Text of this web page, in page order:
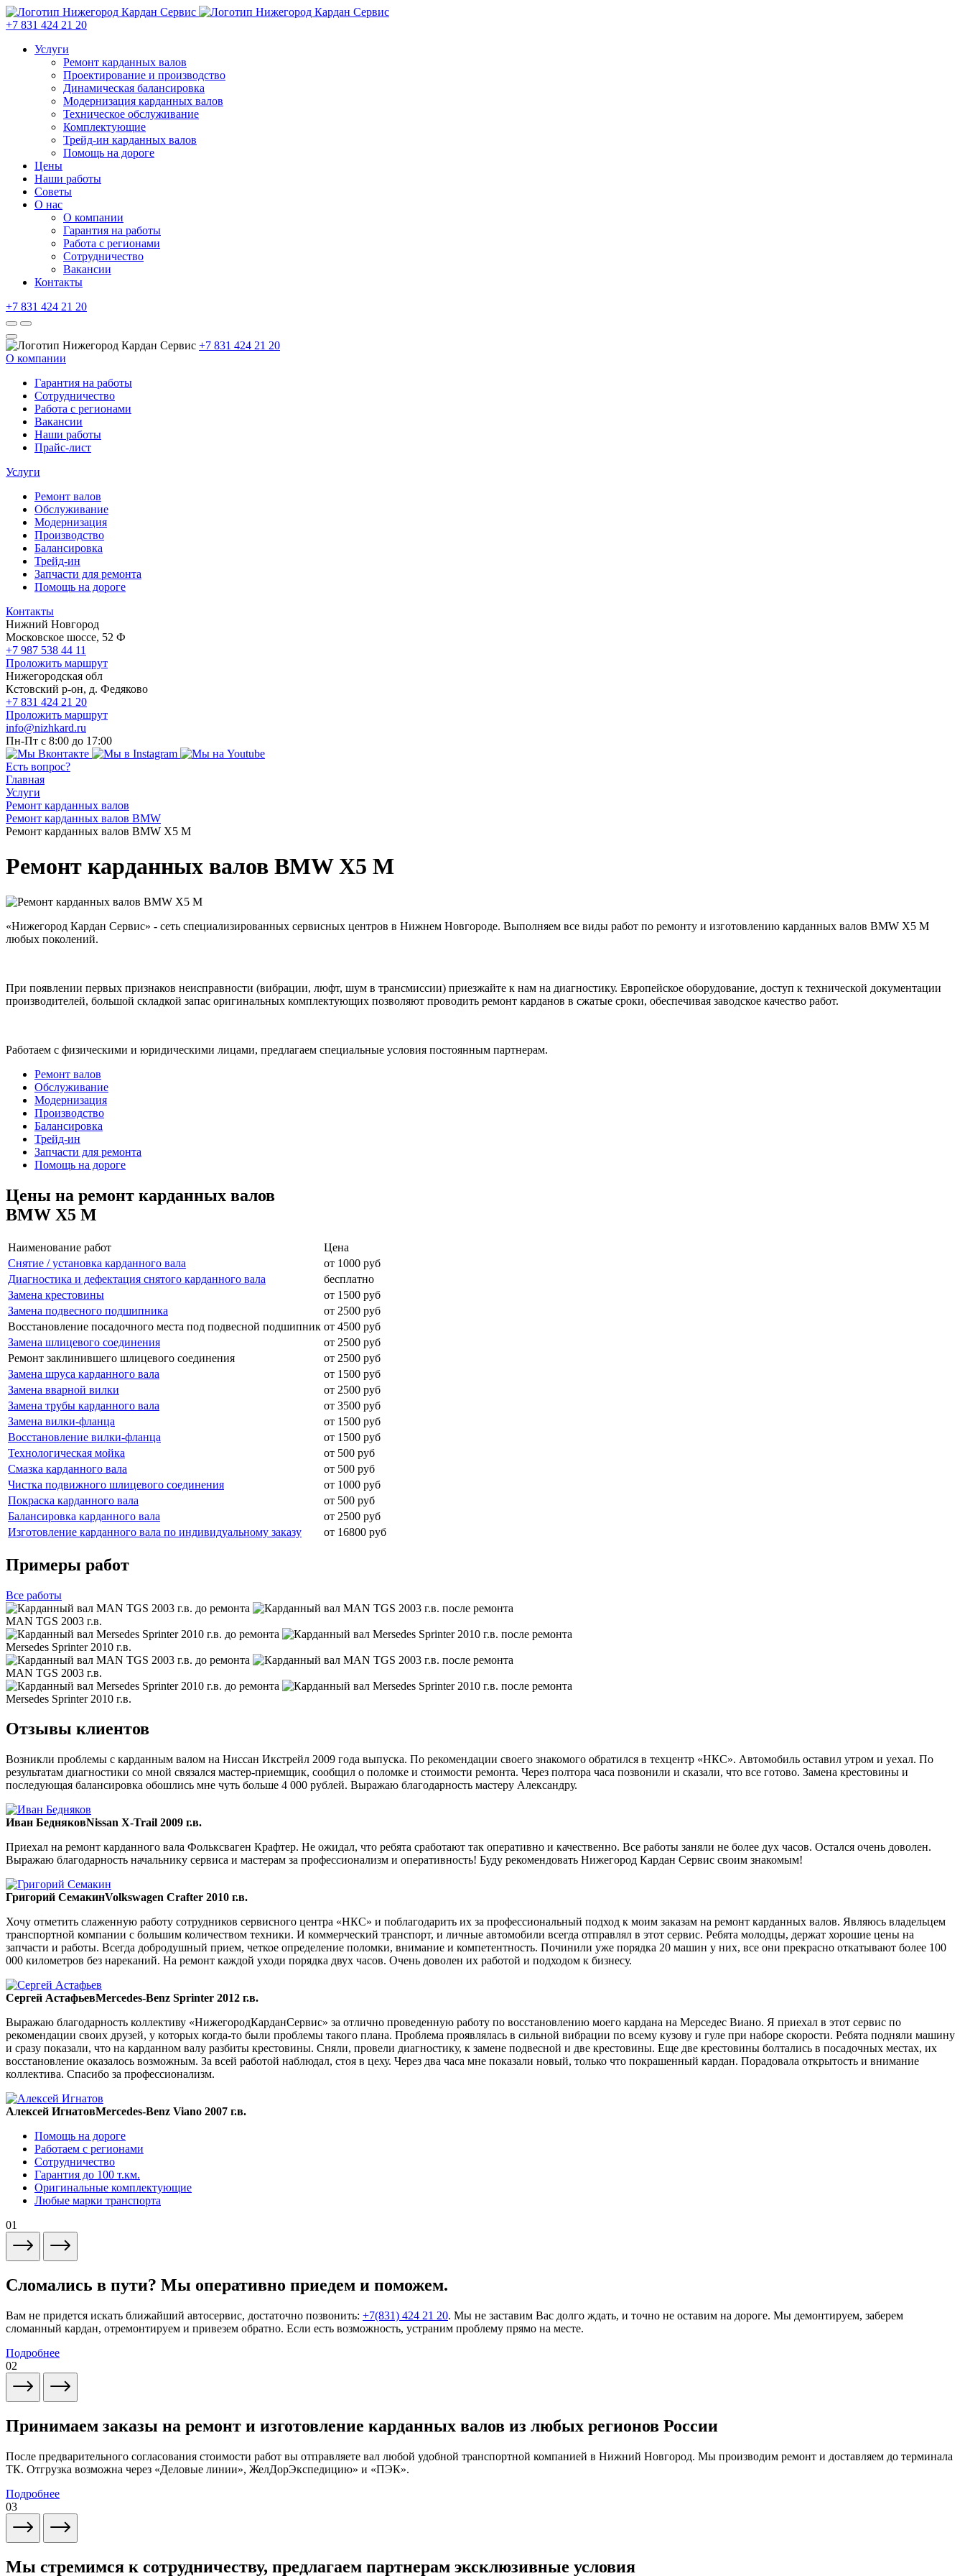
+7 831 424 21 20
Услуги
Ремонт карданных валов
Проектирование и производство
Динамическая балансировка
Модернизация карданных валов
Техническое обслуживание
Комплектующие
Трейд-ин карданных валов
Помощь на дороге
Цены
Наши работы
Советы
О нас
О компании
Гарантия на работы
Работа с регионами
Сотрудничество
Вакансии
Контакты
+7 831 424 21 20
+7 831 424 21 20
О компании
Гарантия на работы
Сотрудничество
Работа с регионами
Вакансии
Наши работы
Прайс-лист
Услуги
Ремонт валов
Обслуживание
Модернизация
Производство
Балансировка
Трейд-ин
Запчасти для ремонта
Помощь на дороге
Контакты
Нижний Новгород
Московское шоссе, 52 Ф
+7 987 538 44 11
Проложить маршрут
Нижегородская обл
Кстовский р-он, д. Федяково
+7 831 424 21 20
Проложить маршрут
info@nizhkard.ru
Пн-Пт с 8:00 до 17:00
Есть вопрос?
Главная
Услуги
Ремонт карданных валов
Ремонт карданных валов BMW
Ремонт карданных валов BMW X5 M
Ремонт карданных валов BMW X5 M
«Нижегород Кардан Сервис» - сеть специализированных сервисных центров в Нижнем Новгороде. Выполняем все виды работ по ремонту и изготовлению карданных валов BMW X5 M
любых поколений.
При появлении первых признаков неисправности (вибрации, люфт, шум в трансмиссии) приезжайте к нам на диагностику. Европейское оборудование, доступ к технической документации
производителей, большой складкой запас оригинальных комплектующих позволяют проводить ремонт карданов в сжатые сроки, обеспечивая заводское качество работ.
Работаем с физическими и юридическими лицами, предлагаем специальные условия постоянным партнерам.
Ремонт валов
Обслуживание
Модернизация
Производство
Балансировка
Трейд-ин
Запчасти для ремонта
Помощь на дороге
Цены на ремонт карданных валов
BMW X5 M
Наименование работ
Цена
Снятие / установка карданного вала
от 1000 руб
Диагностика и дефектация снятого карданного вала
бесплатно
Замена крестовины
от 1500 руб
Замена подвесного подшипника
от 2500 руб
Восстановление посадочного места под подвесной подшипник от 4500 руб
Замена шлицевого соединения
от 2500 руб
Ремонт заклинившего шлицевого соединения
от 2500 руб
Замена шруса карданного вала
от 1500 руб
Замена вварной вилки
от 2500 руб
Замена трубы карданного вала
от 3500 руб
Замена вилки-фланца
от 1500 руб
Восстановление вилки-фланца
от 1500 руб
Технологическая мойка
от 500 руб
Смазка карданного вала
от 500 руб
Чистка подвижного шлицевого соединения
от 1000 руб
Покраска карданного вала
от 500 руб
Балансировка карданного вала
от 2500 руб
Изготовление карданного вала по индивидуальному заказу
от 16800 руб
Примеры работ
Все работы
MAN TGS 2003 г.в.
Mersedes Sprinter 2010 г.в.
MAN TGS 2003 г.в.
Mersedes Sprinter 2010 г.в.
Отзывы клиентов
Возникли проблемы с карданным валом на Ниссан Икстрейл 2009 года выпуска. По рекомендации своего знакомого обратился в техцентр «НКС». Автомобиль оставил утром и уехал. По
результатам диагностики со мной связался мастер-приемщик, сообщил о поломке и стоимости ремонта. Через полтора часа позвонили и сказали, что все готово. Замена крестовины и
последующая балансировка обошлись мне чуть больше 4 000 рублей. Выражаю благодарность мастеру Александру.
Иван БедняковNissan X-Trail 2009 г.в.
Приехал на ремонт карданного вала Фольксваген Крафтер. Не ожидал, что ребята сработают так оперативно и качественно. Все работы заняли не более дух часов. Остался очень доволен.
Выражаю благодарность начальнику сервиса и мастерам за профессионализм и оперативность! Буду рекомендовать Нижегород Кардан Сервис своим знакомым!
Григорий СемакинVolkswagen Crafter 2010 г.в.
Хочу отметить слаженную работу сотрудников сервисного центра «НКС» и поблагодарить их за профессиональный подход к моим заказам на ремонт карданных валов. Являюсь владельцем
транспортной компании с большим количеством техники. И коммерческий транспорт, и личные автомобили всегда отправлял в этот сервис. Ребята молодцы, держат хорошие цены на
запчасти и работы. Всегда добродушный прием, четкое определение поломки, внимание и компетентность. Починили уже порядка 20 машин у них, все они прекрасно откатывают более 100
000 километров без нареканий. На ремонт каждой уходи порядка двух часов. Очень доволен их работой и подходом к бизнесу.
Сергей АстафьевMercedes-Benz Sprinter 2012 г.в.
Выражаю благодарность коллективу «НижегородКарданСервис» за отлично проведенную работу по восстановлению моего кардана на Мерседес Виано. Я приехал в этот сервис по
рекомендации своих друзей, у которых когда-то были проблемы такого плана. Проблема проявлялась в сильной вибрации по всему кузову и гуле при наборе скорости. Ребята подняли машину
и сразу показали, что на карданном валу разбиты крестовины. Сняли, провели диагностику, к замене подвесной и две крестовины. Еще две крестовины болтались в посадочных местах, их
восстановление оказалось возможным. За всей работой наблюдал, стоя в цеху. Через два часа мне показали новый, только что покрашенный кардан. Порадовала открытость и внимание
коллектива. Спасибо за профессионализм.
Алексей ИгнатовMercedes-Benz Viano 2007 г.в.
Помощь на дороге
Работаем с регионами
Сотрудничество
Гарантия до 100 т.км.
Оригинальные комплектующие
Любые марки транспорта
01
Сломались в пути? Мы оперативно приедем и поможем.
Вам не придется искать ближайший автосервис, достаточно позвонить: +7(831) 424 21 20. Мы не заставим Вас долго ждать, и точно не оставим на дороге. Мы демонтируем, заберем
сломанный кардан, отремонтируем и привезем обратно. Если есть возможность, устраним проблему прямо на месте.
Подробнее
02
Принимаем заказы на ремонт и изготовление карданных валов из любых регионов России
После предварительного согласования стоимости работ вы отправляете вал любой удобной транспортной компанией в Нижний Новгород. Мы производим ремонт и доставляем до терминала
ТК. Отгрузка возможна через «Деловые линии», ЖелДорЭкспедицию» и «ПЭК».
Подробнее
03
Мы стремимся к сотрудничеству, предлагаем партнерам эксклюзивные условия